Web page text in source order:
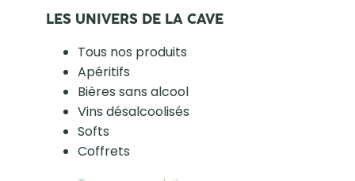
LES UNIVERS DE LA CAVE
Tous nos produits
Apéritifs
Bières sans alcool
Vins désalcoolisés
Softs
Coffrets